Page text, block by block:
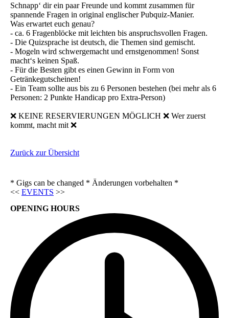
Schnapp‘ dir ein paar Freunde und kommt zusammen für
spannende Fragen in original englischer Pubquiz-Manier.
Was erwartet euch genau?
- ca. 6 Fragenblöcke mit leichten bis anspruchsvollen Fragen.
- Die Quizsprache ist deutsch, die Themen sind gemischt.
- Mogeln wird schwergemacht und ernstgenommen! Sonst
macht‘s keinen Spaß.
- Für die Besten gibt es einen Gewinn in Form von
Getränkegutscheinen!
- Ein Team sollte aus bis zu 6 Personen bestehen (bei mehr als 6
Personen: 2 Punkte Handicap pro Extra-Person)
❌ KEINE RESERVIERUNGEN MÖGLICH ❌ Wer zuerst
kommt, macht mit ❌
Zurück zur Übersicht
* Gigs can be changed * Änderungen vorbehalten *
<< EVENTS >>
OPENING HOURS